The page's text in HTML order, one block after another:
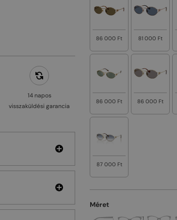
14 napos
visszaküldési garancia
86 000 Ft 81 000 Ft
86 000 Ft 86 000 Ft
87 000 Ft
Méret